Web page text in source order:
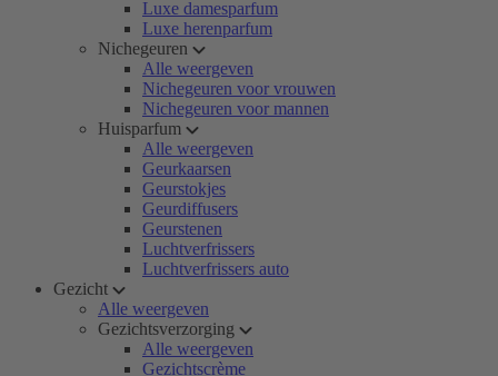
Luxe damesparfum
Luxe herenparfum
Nichegeuren
Alle weergeven
Nichegeuren voor vrouwen
Nichegeuren voor mannen
Huisparfum
Alle weergeven
Geurkaarsen
Geurstokjes
Geurdiffusers
Geurstenen
Luchtverfrissers
Luchtverfrissers auto
Gezicht
Alle weergeven
Gezichtsverzorging
Alle weergeven
Gezichtscrème